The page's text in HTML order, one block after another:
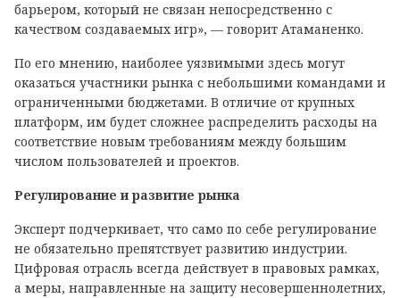
барьером, который не связан непосредственно с
качеством создаваемых игр», — говорит Атаманенко.
По его мнению, наиболее уязвимыми здесь могут
оказаться участники рынка с небольшими командами и
ограниченными бюджетами. В отличие от крупных
платформ, им будет сложнее распределить расходы на
соответствие новым требованиям между большим
числом пользователей и проектов.
Регулирование и развитие рынка
Эксперт подчеркивает, что само по себе регулирование
не обязательно препятствует развитию индустрии.
Цифровая отрасль всегда действует в правовых рамках,
а меры, направленные на защиту несовершеннолетних,